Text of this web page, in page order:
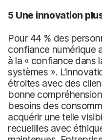
5 Une innovation
Pour 44 % des
confiance numérique
à la « confiance dans
systèmes ».
étroites avec des
bonne
besoins des
acquérir une telle
recueillies avec